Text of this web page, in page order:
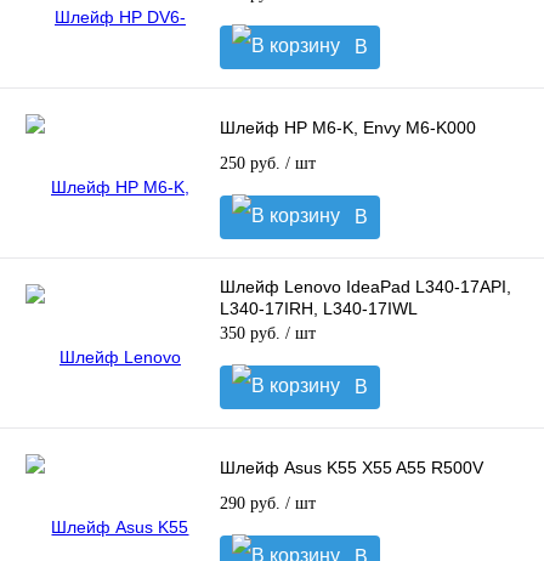
В
корзину
Шлейф HP M6-K, Envy M6-K000
250 руб. / шт
В
корзину
Шлейф Lenovo IdeaPad L340-17API,
L340-17IRH, L340-17IWL
350 руб. / шт
В
корзину
Шлейф Asus K55 X55 A55 R500V
290 руб. / шт